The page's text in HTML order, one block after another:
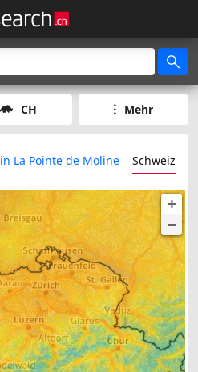
CH Mehr
in La Pointe de Moline Schweiz
+
−